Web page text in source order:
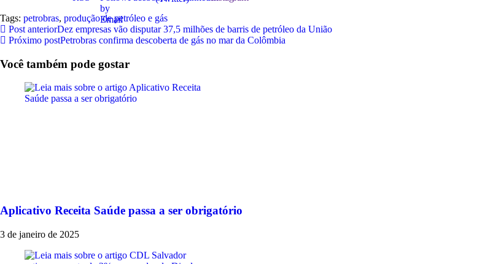
Tags: petrobras, produção de petróleo e gás
Post anteriorDez empresas vão disputar 37,5 milhões de barris de petróleo da União
Próximo postPetrobras confirma descoberta de gás no mar da Colômbia
Você também pode gostar
Aplicativo Receita Saúde passa a ser obrigatório
3 de janeiro de 2025